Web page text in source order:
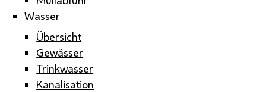
Wasser
Übersicht
Gewässer
Trinkwasser
Kanalisation